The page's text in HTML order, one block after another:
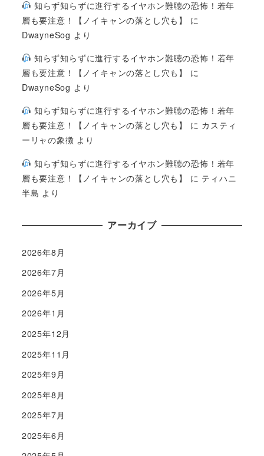
知らず知らずに進行するイヤホン難聴の恐怖！若年
層も要注意！【ノイキャンの落とし穴も】
に
DwayneSog より
知らず知らずに進行するイヤホン難聴の恐怖！若年
層も要注意！【ノイキャンの落とし穴も】
に
DwayneSog より
知らず知らずに進行するイヤホン難聴の恐怖！若年
層も要注意！【ノイキャンの落とし穴も】
に カスティ
ーリャの象徴 より
知らず知らずに進行するイヤホン難聴の恐怖！若年
層も要注意！【ノイキャンの落とし穴も】
に ティハニ
半島 より
アーカイブ
2026年8月
2026年7月
2026年5月
2026年1月
2025年12月
2025年11月
2025年9月
2025年8月
2025年7月
2025年6月